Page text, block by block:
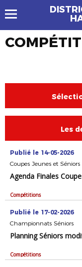
Les
Publié le 14-05-2026
Coupes Jeunes et Séniors
Agenda Finales
Compétitions
Publié le 17-02-2026
Championnats Séniors
Planning Séniors
Compétitions